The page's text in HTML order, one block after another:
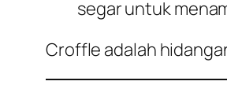
segar untuk
Croffle adalah